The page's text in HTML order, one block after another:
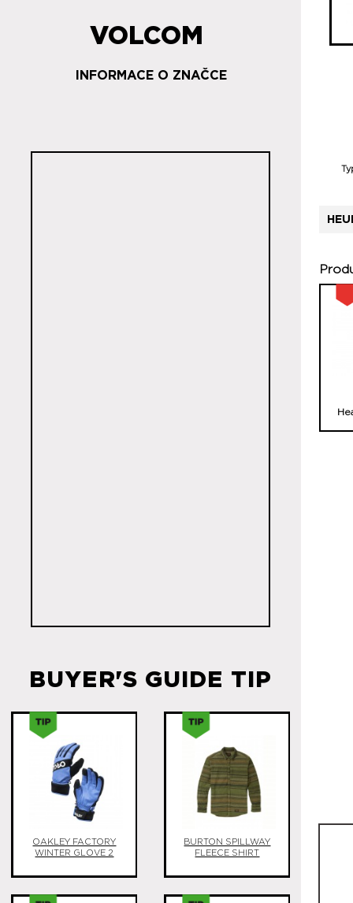
VOLCOM
INFORMACE O ZNAČCE
BUYER'S GUIDE TIP
OAKLEY FACTORY
WINTER GLOVE 2
BURTON SPILLWAY
FLEECE SHIRT